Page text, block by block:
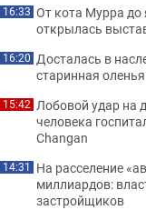
16:33 От кота Мурра до
открылась
16:20 Досталась в
старинная оленья
15:42 Лобовой удар на
человека
Changan
14:31 На расселение
миллиардов:
застройщиков